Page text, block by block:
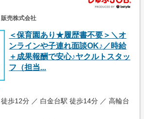
売株式会社
＜保育園あり★履歴書不要＞＼オ
ンラインや子連れ面談OK♪／時給
＋成果報酬で安心♪ヤクルトスタッ
フ（担当...
歩12分 ／ 白金台駅 徒歩14分 ／ 高輪台